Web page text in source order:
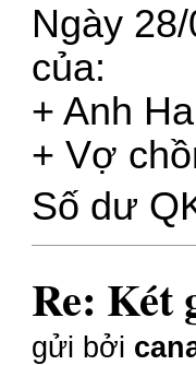
Ngày
của:
+ Anh
+ Vợ
Số dư
Re: Két
gửi bởi